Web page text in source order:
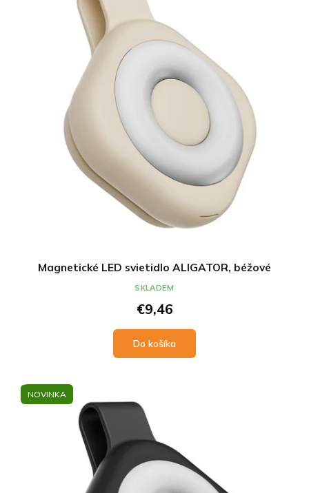
Magnetické LED svietidlo ALIGATOR, béžové
€9,46
Do košíka
SKLADEM
NOVINKA